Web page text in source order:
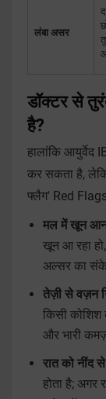
लंबा असर
डॉक्टर से
है?
हालांकि आयुर्वेद
कर सकता है,
फ्लैग' Red
मल में खून
खून आ रहा
अल्सर का
तेज़ी से वज़न
किसी
और भारी
रात को नींद
होता है; अगर